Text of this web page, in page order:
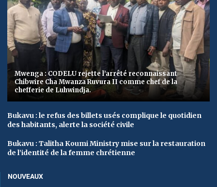
Mwenga : CODELU rejette l’arrêté reconnaissant
Chibwire Cha Mwanza Ruvura II comme chef de la
chefferie de Luhwindja.
Bukavu : le refus des billets usés complique le quotidien
des habitants, alerte la société civile
Bukavu : Talitha Koumi Ministry mise sur la restauration
de l’identité de la femme chrétienne
NOUVEAUX